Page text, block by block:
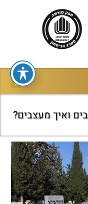
ואיך מעצבים?